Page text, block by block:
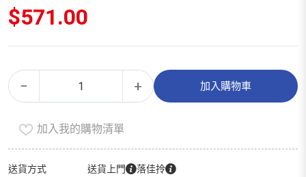
$571.00
−
剃
鬚
（精
選
裝）
+ 加入購物車
Alternative:
加入我的購物清單
送貨方式 送貨上門 落佳拎